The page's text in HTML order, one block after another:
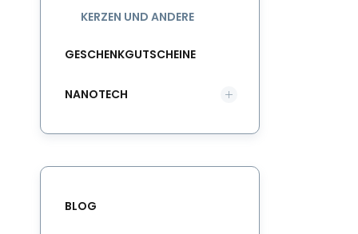
KERZEN UND ANDERE
GESCHENKGUTSCHEINE
NANOTECH
BLOG